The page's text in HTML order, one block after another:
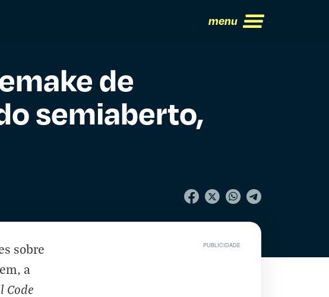
menu
de
semiaberto,
sobre
a
Code